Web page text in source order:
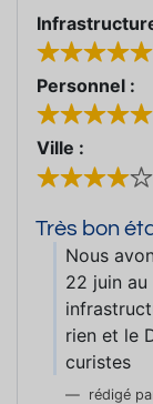
Personnel :
Ville :
Très bon
Nous
22 juin au
rien et le
curistes
rédigé